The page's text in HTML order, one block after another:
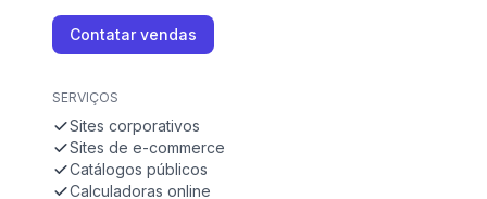
Contatar vendas
SERVIÇOS
Sites corporativos
Sites de e-commerce
Catálogos públicos
Calculadoras online